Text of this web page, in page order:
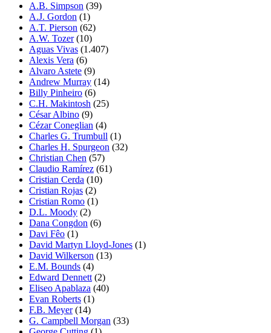
A.B. Simpson (39)
A.J. Gordon (1)
A.T. Pierson (62)
A.W. Tozer(10)
Aguas Vivas (1.407)
Alexis Vera (6)
Alvaro Astete (9)
Andrew Murray (14)
Billy Pinheiro (6)
C.H. Makintosh (25)
César Albino (9)
Cézar Coneglian (4)
Charles G. Trumbull (1)
Charles H. Spurgeon (32)
Christian Chen (57)
Claudio Ramírez (61)
Cristian Cerda (10)
Cristian Rojas (2)
Cristian Romo (1)
D.L. Moody (2)
Dana Congdon (6)
Davi Fêo (1)
David Martyn Lloyd-Jones (1)
David Wilkerson (13)
E.M. Bounds (4)
Edward Dennett(2)
Eliseo Apablaza (40)
Evan Roberts (1)
F.B. Meyer(14)
G. Campbell Morgan (33)